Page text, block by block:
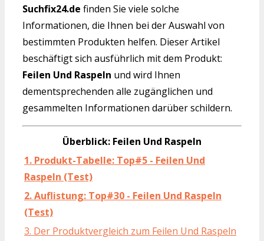
Suchfix24.de finden Sie viele solche
Informationen, die Ihnen bei der Auswahl von
bestimmten Produkten helfen. Dieser Artikel
beschäftigt sich ausführlich mit dem Produkt:
Feilen Und Raspeln und wird Ihnen
dementsprechenden alle zugänglichen und
gesammelten Informationen darüber schildern.
Überblick: Feilen Und Raspeln
1. Produkt-Tabelle: Top#5 - Feilen Und
Raspeln (Test)
2. Auflistung: Top#30 - Feilen Und Raspeln
(Test)
3. Der Produktvergleich zum Feilen Und Raspeln